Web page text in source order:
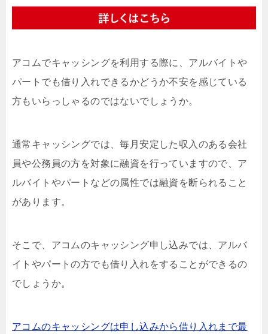
アコムでキャッシングを利用する際に、アルバイトや
パートでも借り入れできるかどうか不安を感じている
方もいらっしゃるのではないでしょうか。
通常キャッシングでは、毎月安定した収入のある会社
員や公務員の方を対象に融資を行っていますので、ア
ルバイトやパートなどの属性では融資を断られること
があります。
そこで、アコムのキャッシング申し込みでは、アルバ
イトやパートの方でも借り入れをすることができるの
でしょうか。
アコムのキャッシングは申し込みから借り入れまで最